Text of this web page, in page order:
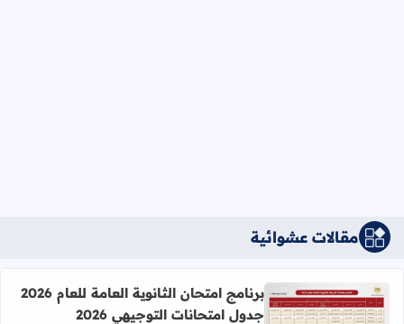
مقالات عشوائية
برنامج امتحان الثانوية العامة للعام 2026
جدول امتحانات التوجيهي 2026